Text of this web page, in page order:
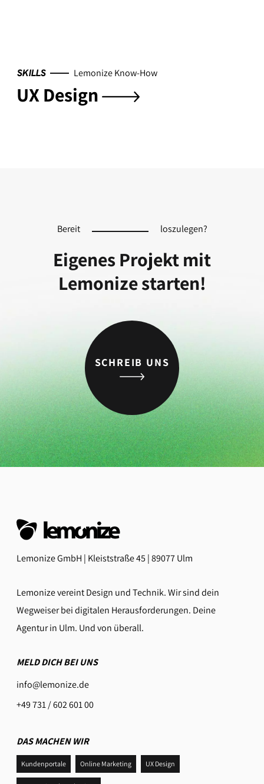
SKILLS Lemonize Know-How
UX Design
Bereit loszulegen?
Eigenes Projekt mit
Lemonize starten!
SCHREIB UNS
Lemonize GmbH | Kleiststraße 45 | 89077 Ulm
Lemonize vereint Design und Technik. Wir sind dein
Wegweiser bei digitalen Herausforderungen. Deine
Agentur in Ulm. Und von überall.
MELD DICH BEI UNS
info@lemonize.de
+49 731 / 602 601 00
DAS MACHEN WIR
Kundenportale Online Marketing UX Design